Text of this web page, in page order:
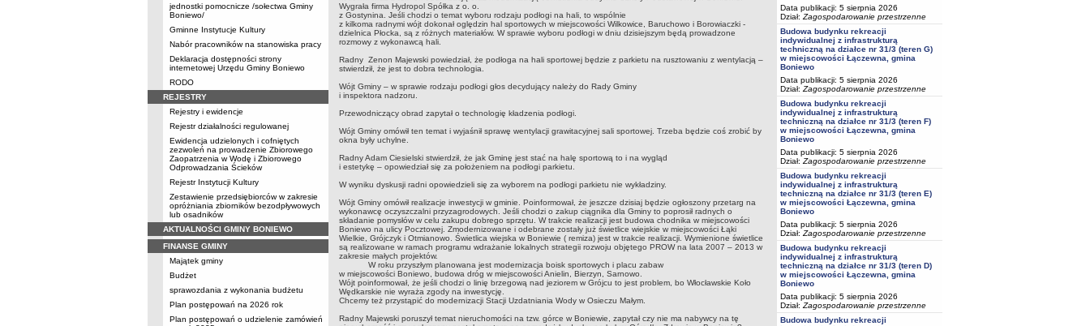
jednostki pomocnicze /sołectwa Gminy
Boniewo/
Gminne Instytucje Kultury
Nabór pracowników na stanowiska pracy
Deklaracja dostępności strony
internetowej Urzędu Gminy Boniewo
RODO
REJESTRY
Rejestry i ewidencje
Rejestr działalności regulowanej
Ewidencja udzielonych i cofniętych
zezwoleń na prowadzenie Zbiorowego
Zaopatrzenia w Wodę i Zbiorowego
Odprowadzania Ścieków
Rejestr Instytucji Kultury
Zestawienie przedsiębiorców w zakresie
opróżniania zbiorników bezodpływowych
lub osadników
AKTUALNOŚCI GMINY BONIEWO
FINANSE GMINY
Majątek gminy
Budżet
sprawozdania z wykonania budżetu
Plan postępowań na 2026 rok
Plan postępowań o udzielenie zamówień
Wygrała firma Hydropol Spółka z o. o.
z Gostynina. Jeśli chodzi o temat wyboru rodzaju podłogi na hali, to wspólnie
z kilkoma radnymi wójt dokonał oględzin hal sportowych w miejscowości Wilkowice, Baruchowo i Borowiaczki -
dzielnica Płocka, są z różnych materiałów. W sprawie wyboru podłogi w dniu dzisiejszym będą prowadzone
rozmowy z wykonawcą hali.
Radny Zenon Majewski powiedział, że podłoga na hali sportowej będzie z parkietu na rusztowaniu z wentylacją –
stwierdził, że jest to dobra technologia.
Wójt Gminy – w sprawie rodzaju podłogi głos decydujący należy do Rady Gminy
i inspektora nadzoru.
Przewodniczący obrad zapytał o technologię kładzenia podłogi.
Wójt Gminy omówił ten temat i wyjaśnił sprawę wentylacji grawitacyjnej sali sportowej. Trzeba będzie coś zrobić by
okna były uchylne.
Radny Adam Ciesielski stwierdził, że jak Gminę jest stać na halę sportową to i na wygląd
i estetykę – opowiedział się za położeniem na podłogi parkietu.
W wyniku dyskusji radni opowiedzieli się za wyborem na podłogi parkietu nie wykładziny.
Wójt Gminy omówił realizacje inwestycji w gminie. Poinformował, że jeszcze dzisiaj będzie ogłoszony przetarg na
wykonawcę oczyszczalni przyzagrodowych. Jeśli chodzi o zakup ciągnika dla Gminy to poprosił radnych o
składanie pomysłów w celu zakupu dobrego sprzętu. W trakcie realizacji jest budowa chodnika w miejscowości
Boniewo na ulicy Pocztowej. Zmodernizowane i odebrane zostały już świetlice wiejskie w miejscowości Łąki
Wielkie, Grójczyk i Otmianowo. Świetlica wiejska w Boniewie ( remiza) jest w trakcie realizacji. Wymienione świetlice
są realizowane w ramach programu wdrażanie lokalnych strategii rozwoju objętego PROW na lata 2007 – 2013 w
zakresie małych projektów.
W roku przyszłym planowana jest modernizacja boisk sportowych i placu zabaw
w miejscowości Boniewo, budowa dróg w miejscowości Anielin, Bierzyn, Sarnowo.
Wójt poinformował, że jeśli chodzi o linię brzegową nad jeziorem w Grójcu to jest problem, bo Włocławskie Koło
Wędkarskie nie wyraża zgody na inwestycję.
Chcemy też przystąpić do modernizacji Stacji Uzdatniania Wody w Osieczu Małym.
Radny Majewski poruszył temat nieruchomości na tzw. górce w Boniewie, zapytał czy nie ma nabywcy na tę
Data publikacji: 5 sierpnia 2026
Dział: Zagospodarowanie przestrzenne
Budowa budynku rekreacji
indywidualnej z infrastrukturą
techniczną na działce nr 31/3 (teren G)
w miejscowości Łączewna, gmina
Boniewo
Data publikacji: 5 sierpnia 2026
Dział: Zagospodarowanie przestrzenne
Budowa budynku rekreacji
indywidualnej z infrastrukturą
techniczną na działce nr 31/3 (teren F)
w miejscowości Łączewna, gmina
Boniewo
Data publikacji: 5 sierpnia 2026
Dział: Zagospodarowanie przestrzenne
Budowa budynku rekreacji
indywidualnej z infrastrukturą
techniczną na działce nr 31/3 (teren E)
w miejscowości Łączewna, gmina
Boniewo
Data publikacji: 5 sierpnia 2026
Dział: Zagospodarowanie przestrzenne
Budowa budynku rekreacji
indywidualnej z infrastrukturą
techniczną na działce nr 31/3 (teren D)
w miejscowości Łączewna, gmina
Boniewo
Data publikacji: 5 sierpnia 2026
Dział: Zagospodarowanie przestrzenne
Budowa budynku rekreacji